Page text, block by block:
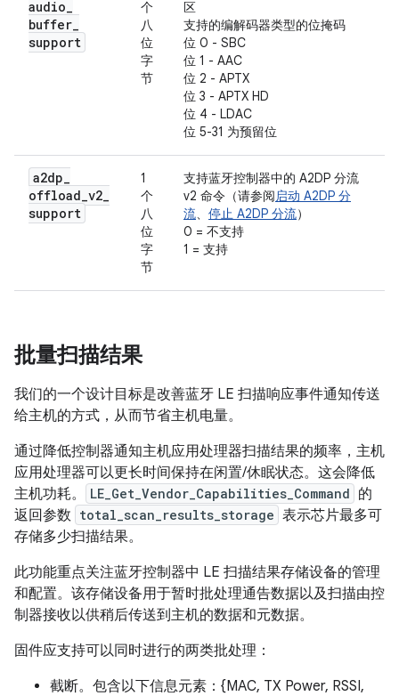
audio_
buffer_
support
个
八
位
字
节
区
支持的编解码器类型的位掩码
位 0 - SBC
位 1 - AAC
位 2 - APTX
位 3 - APTX HD
位 4 - LDAC
位 5-31 为预留位
a2dp_
offload_v2_
support
1
个
八
位
字
节
支持蓝牙控制器中的 A2DP 分流
v2 命令（请参阅启动 A2DP 分
流、 停止 A2DP 分流）
0 = 不支持
1 = 支持
批量扫描结果
我们的一个设计目标是改善蓝牙 LE 扫描响应事件通知传送
给主机的方式，从而节省主机电量。
通过降低控制器通知主机应用处理器扫描结果的频率，主机
应用处理器可以更长时间保持在闲置/休眠状态。这会降低
主机功耗。
LE_Get_Vendor_Capabilities_Command 的
返回参数 total_scan_results_storage 表示芯片最多可
存储多少扫描结果。
此功能重点关注蓝牙控制器中 LE 扫描结果存储设备的管理
和配置。该存储设备用于暂时批处理通告数据以及扫描由控
制器接收以供稍后传送到主机的数据和元数据。
固件应支持可以同时进行的两类批处理：
截断。包含以下信息元素：{MAC, TX Power, RSSI,